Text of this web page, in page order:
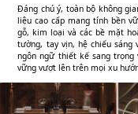
Đáng chú ý, toàn bộ không
liệu cao cấp mang tính bền
gỗ, kim loại và các bề mặt
tường, tay vịn, hệ chiếu
ngôn ngữ thiết kế sang trọng
vững vượt lên trên mọi xu